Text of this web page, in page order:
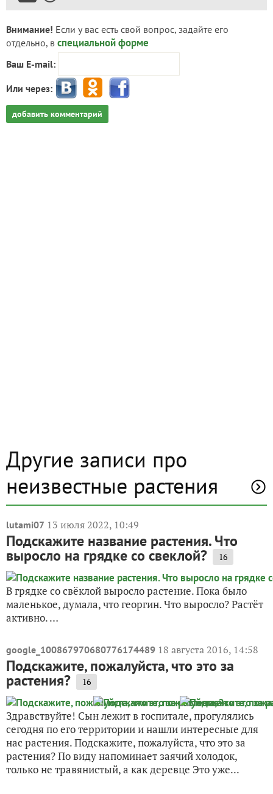
Внимание! Если у вас есть свой вопрос, задайте его
отдельно, в специальной форме
Ваш E-mail:
Или через:
добавить комментарий
Другие записи про
неизвестные растения
lutami07 13 июля 2022, 10:49
Подскажите название растения. Что
выросло на грядке со свеклой? 16
В грядке со свёклой выросло растение. Пока было
маленькое, думала, что георгин. Что выросло? Растёт
активно. …
google_100867970680776174489 18 августа 2016, 14:58
Подскажите, пожалуйста, что это за
растения? 16
Здравствуйте! Сын лежит в госпитале, прогулялись
сегодня по его территории и нашли интересные для
нас растения. Подскажите, пожалуйста, что это за
растения? По виду напоминает заячий холодок,
только не травянистый, а как деревце Это уже...